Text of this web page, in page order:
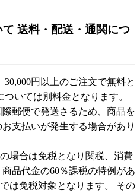
て 送料・配送・通関につ
円以上のご注文で無料と
いては別料金となります。
郵便で発送さるため、商品を
支払いが発生する場合があり
場合は免税となり関税、消費
品代金の60％課税の特例があ
は免税対象となります。 その